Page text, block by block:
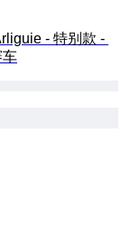
- 特别款 -
车